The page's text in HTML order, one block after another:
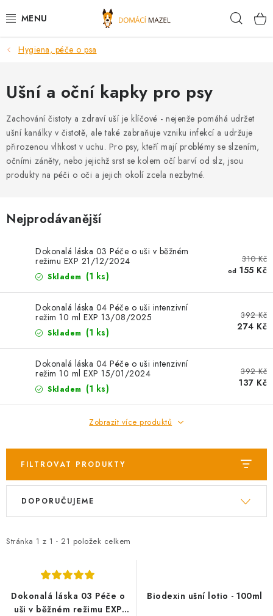
na
DOPORUČUJEME
VÝPRODEJ SKLADU
PSI
KOČKY
KONĚ
PRO CHOVATELE
OSTATNÍ
PETLOVER
HODNOCENÍ OBCHODU
DOPRAVA PO OSTRAVĚ, HLUČÍNĚ A OKOLÍ
Hygiena, péče o psa
Ušní a oční kapky pro psy
Zachování čistoty a zdraví uší je klíčové - nejenže pomáhá udržet
ušní kanálky v čistotě, ale také zabraňuje vzniku infekcí a udržuje
přirozenou vlhkost v uchu. Pro psy, kteří mají problémy se slzením,
očními záněty, nebo jejichž srst se kolem očí barví od slz, jsou
produkty na péči o oči a jejich okolí zcela nezbytné.
Nejprodávanější
Dokonalá láska 03 Péče o uši v běžném
režimu EXP 21/12/2024
Skladem (1 ks)
310 Kč
od 155 Kč
Dokonalá láska 04 Péče o uši intenzivní
režim 10 ml EXP 13/08/2025
Skladem (1 ks)
392 Kč
274 Kč
Dokonalá láska 04 Péče o uši intenzivní
režim 10 ml EXP 15/01/2024
Skladem (1 ks)
392 Kč
137 Kč
Zobrazit více produktů
FILTROVAT PRODUKTY
V
i
r
Stránka 1 z 1 - 21 položek celkem
Ř
e
p
DOPORUČUJEME
Dokonalá láska 03 Péče o
uši v běžném režimu EXP
Biodexin ušní lotio - 100ml